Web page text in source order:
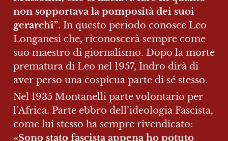
non sopportava la pomposità dei suoi
gerarchi”. In questo periodo conosce Leo
Longanesi che, riconoscerà sempre come
suo maestro di giornalismo. Dopo la morte
prematura di Leo nel 1957, Indro dirà di
aver perso una cospicua parte di sé stesso.
Nel 1935 Montanelli parte volontario per
l’Africa. Parte ebbro dell’ideologia Fascista,
«Sono stato fascista appena ho potuto